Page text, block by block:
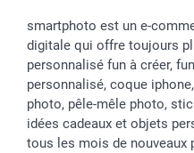
smartphoto est un e-
digitale qui offre toujours
personnalisé fun à créer,
personnalisé, coque
photo, pêle-mêle photo,
idées cadeaux et objets
tous les mois de nouveaux